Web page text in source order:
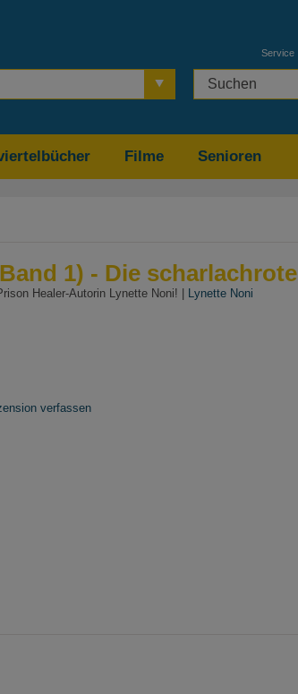
Service
Filme Senioren
1) - Die
Healer-Autorin Lynette Noni! | Lynette Noni
verfassen